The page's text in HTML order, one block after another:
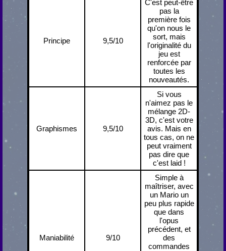
Principe 9,5/10
C'est peut-être
pas la
première fois
qu'on nous le
sort, mais
l'originalité du
jeu est
renforcée par
toutes les
nouveautés.
Graphismes 9,5/10
Si vous
n'aimez pas le
mélange 2D-
3D, c'est votre
avis. Mais en
tous cas, on ne
peut vraiment
pas dire que
c'est laid !
Maniabilité 9/10
Simple à
maîtriser, avec
un Mario un
peu plus rapide
que dans
l'opus
précédent, et
des
commandes